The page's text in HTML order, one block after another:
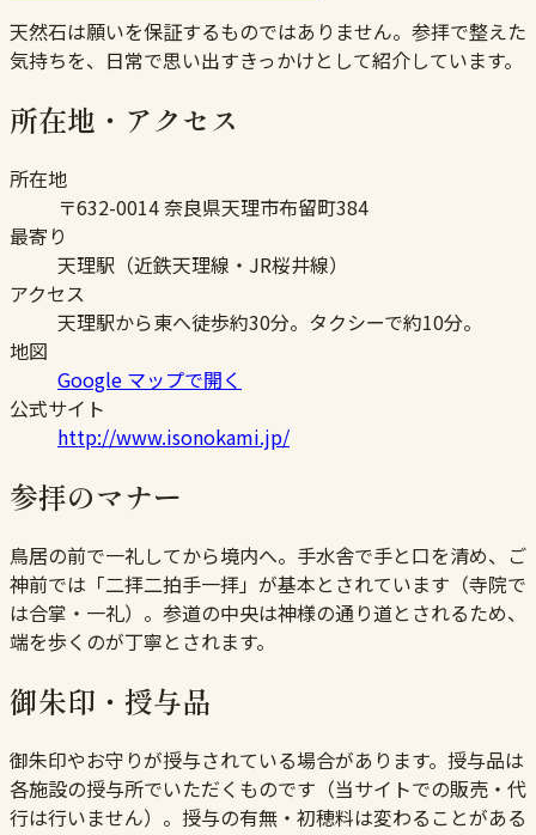
天然石は願いを保証するものではありません。参拝で整えた
気持ちを、日常で思い出すきっかけとして紹介しています。
所在地・アクセス
所在地
〒632-0014 奈良県天理市布留町384
最寄り
天理駅（近鉄天理線・JR桜井線）
アクセス
天理駅から東へ徒歩約30分。タクシーで約10分。
地図
Google マップで開く
公式サイト
http://www.isonokami.jp/
参拝のマナー
鳥居の前で一礼してから境内へ。手水舎で手と口を清め、ご
神前では「二拝二拍手一拝」が基本とされています（寺院で
は合掌・一礼）。参道の中央は神様の通り道とされるため、
端を歩くのが丁寧とされます。
御朱印・授与品
御朱印やお守りが授与されている場合があります。授与品は
各施設の授与所でいただくものです（当サイトでの販売・代
行は行いません）。授与の有無・初穂料は変わることがある